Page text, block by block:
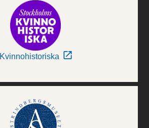
Kvinnohistoriska